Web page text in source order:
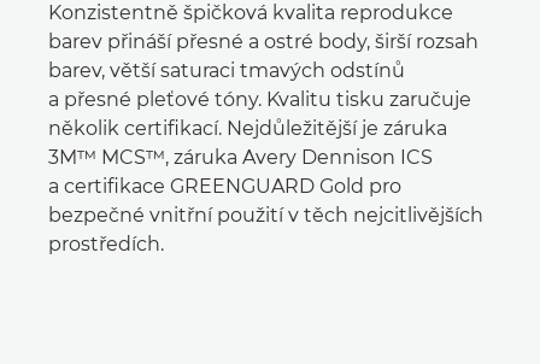
Konzistentně špičková kvalita reprodukce
barev přináší přesné a ostré body, širší rozsah
barev, větší saturaci tmavých odstínů
a přesné pleťové tóny. Kvalitu tisku zaručuje
několik certifikací. Nejdůležitější je záruka
3M™ MCS™, záruka Avery Dennison ICS
a certifikace GREENGUARD Gold pro
bezpečné vnitřní použití v těch nejcitlivějších
prostředích.